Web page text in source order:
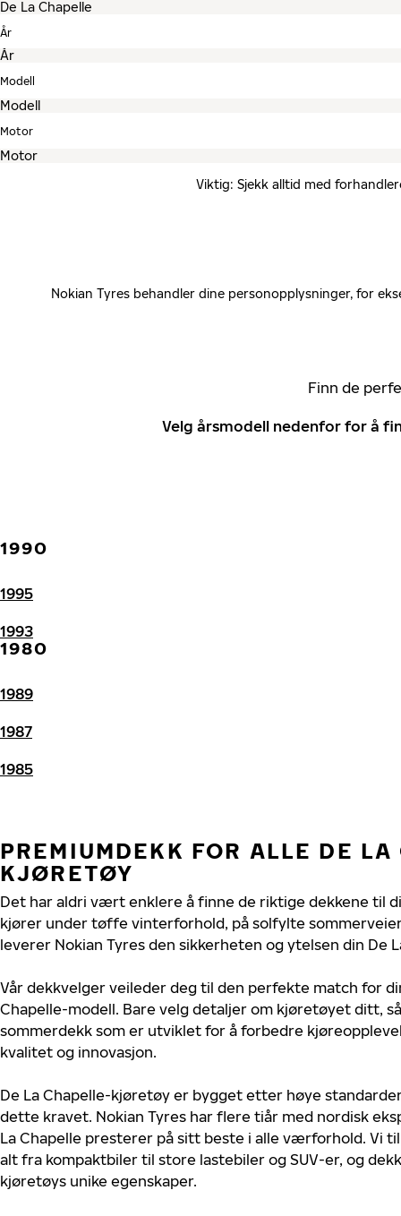
År
Modell
Motor
Viktig: Sjekk alltid med
Nokian Tyres behandler dine personopplysninger, for
Finn de
Velg årsmodell nedenfor for å
1990
1995
1993
1980
1989
1987
1985
PREMIUMDEKK FOR ALLE DE LA
KJØRETØY
Det har aldri vært enklere å finne de riktige dekkene til
kjører under tøffe vinterforhold, på solfylte
leverer Nokian Tyres den sikkerheten og ytelsen din De
Vår dekkvelger veileder deg til den perfekte match for
Chapelle-modell. Bare velg detaljer om kjøretøyet ditt,
sommerdekk som er utviklet for å forbedre
kvalitet og innovasjon.
De La Chapelle-kjøretøy er bygget etter høye
dette kravet. Nokian Tyres har flere tiår med nordisk
La Chapelle presterer på sitt beste i alle værforhold. Vi
alt fra kompaktbiler til store lastebiler og SUV-er, og
kjøretøys unike egenskaper.